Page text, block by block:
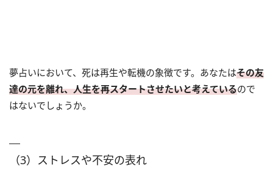
夢占いにおいて、死は再生や転機の象徴です。あなたはその友
達の元を離れ、人生を再スタートさせたいと考えているので
はないでしょうか。
（3）ストレスや不安の表れ